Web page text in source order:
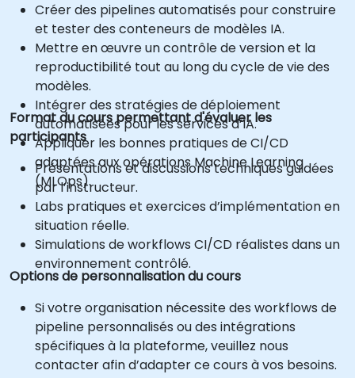
Créer des pipelines automatisés pour construire
et tester des conteneurs de modèles IA.
Mettre en œuvre un contrôle de version et la
reproductibilité tout au long du cycle de vie des
modèles.
Intégrer des stratégies de déploiement
automatisées pour les services d’IA.
Appliquer les bonnes pratiques de CI/CD
adaptées aux opérations Machine Learning
(MLOps).
Format du cours permettant d'évaluer les
participants
Présentations et discussions techniques guidées
par l’instructeur.
Labs pratiques et exercices d’implémentation en
situation réelle.
Simulations de workflows CI/CD réalistes dans un
environnement contrôlé.
Options de personnalisation du cours
Si votre organisation nécessite des workflows de
pipeline personnalisés ou des intégrations
spécifiques à la plateforme, veuillez nous
contacter afin d’adapter ce cours à vos besoins.